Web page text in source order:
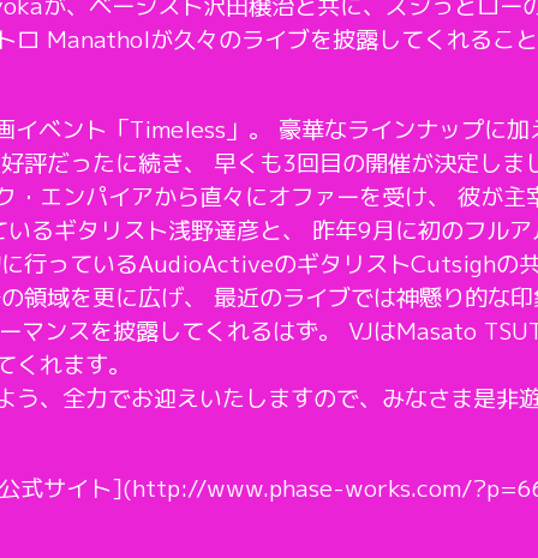
ロ Manatholが久々のライブを披露してくれるこ
ベント「Timeless」。 豪華なラインナップに加
評だったに続き、 早くも3回目の開催が決定しま
・エンパイアから直々にオファーを受け、 彼が主
るギタリスト浅野達彦と、 昨年9月に初のフル
行っているAudioActiveのギタリストCutsighの共
領域を更に広げ、 最近のライブでは神懸り的な
マンスを披露してくれるはず。 VJはMasato
れます。
う、全力でお迎えいたしますので、みなさま是非
公式サイト](http://www.phase-works.com/